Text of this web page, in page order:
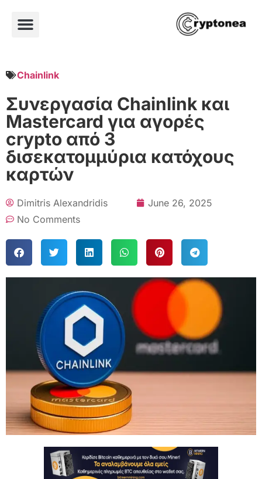
Chainlink
Συνεργασία Chainlink και
Mastercard για αγορές
crypto από 3
δισεκατομμύρια κατόχους
καρτών
Dimitris Alexandridis
June 26, 2025
No Comments